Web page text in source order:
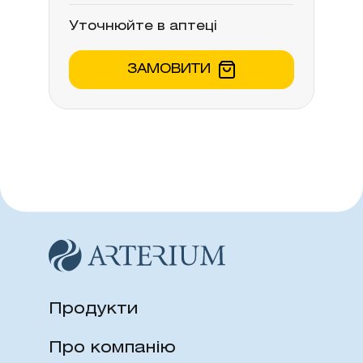
Уточнюйте в аптеці
ЗАМОВИТИ
Продукти
Про компанію